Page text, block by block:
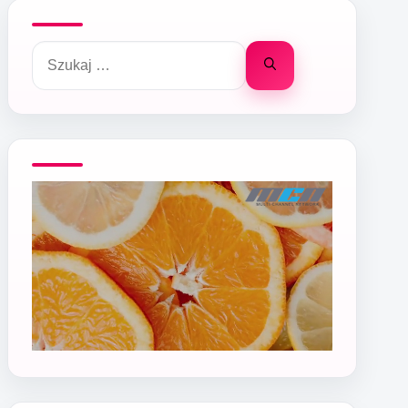
Szukaj: